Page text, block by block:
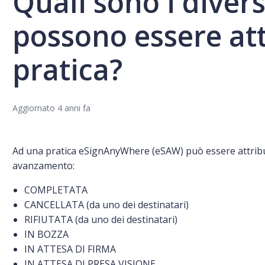
possono essere
pratica?
Aggiornato 4 anni fa
Ad una pratica eSignAnyWhere (eSAW) può essere
avanzamento:
COMPLETATA
CANCELLATA (da uno dei destinatari)
RIFIUTATA (da uno dei destinatari)
IN BOZZA
IN ATTESA DI FIRMA